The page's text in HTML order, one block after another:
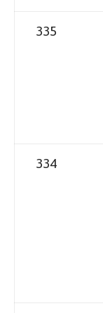
335
334